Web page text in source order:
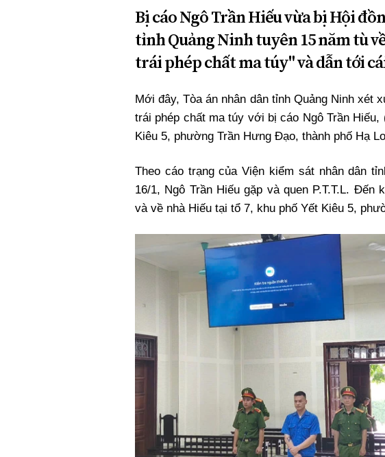
ĐA CHIỀU
Xi nhan Trái Phải
Bạn đọc viết
INFOCUS
Bị cáo Ngô Trần Hiếu vừa bị Hội
tỉnh Quảng Ninh tuyên 15 năm tù
trái phép chất ma túy" và dẫn tới
Mới đây, Tòa án nhân dân tỉnh Quảng Ninh xét
trái phép chất ma túy với bị cáo Ngô Trần
Kiêu 5, phường Trần Hưng Đạo, thành phố Hạ
Theo cáo trạng của Viện kiểm sát nhân dân
16/1, Ngô Trần Hiếu gặp và quen P.T.T.L. Đến
và về nhà Hiếu tại tổ 7, khu phố Yết Kiêu 5,